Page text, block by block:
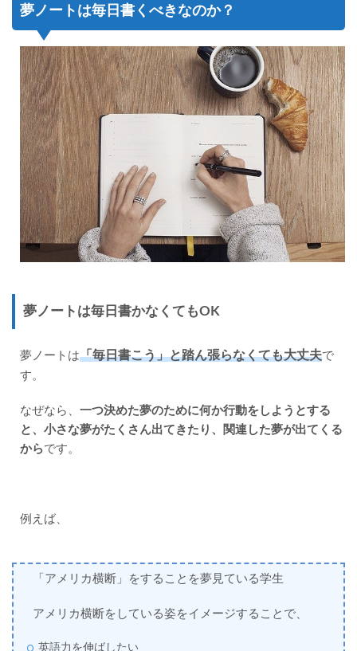
夢ノートは毎日書くべきなのか？
夢ノートは毎日書かなくてもOK
夢ノートは「毎日書こう」と踏ん張らなくても大丈夫で
す。
なぜなら、 一つ決めた夢のために何か行動をしようとする
と、小さな夢がたくさん出てきたり、関連した夢が出てくる
からです。
例えば、
「アメリカ横断」をすることを夢見ている学生
アメリカ横断をしている姿をイメージすることで、
英語力を伸ばしたい